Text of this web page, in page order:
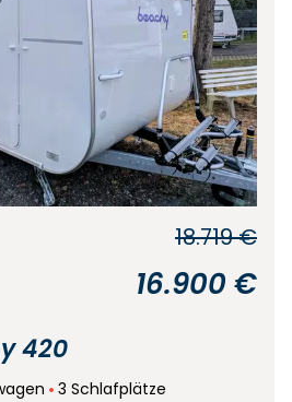
420
3 Schlafplätze
16.900 €
18.719 €